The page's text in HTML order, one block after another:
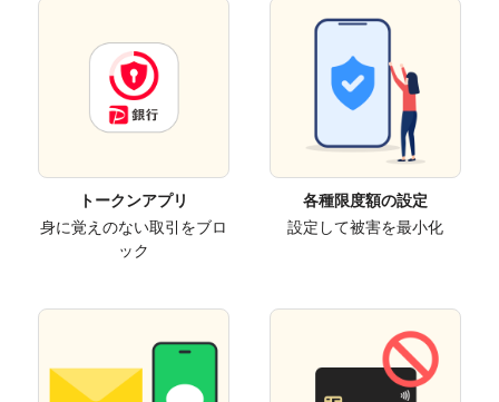
トークンアプリ
身に覚えのない取引をブロ
ック
各種限度額の設定
設定して被害を最小化